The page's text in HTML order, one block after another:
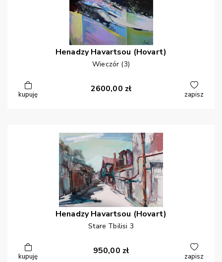
Henadzy Havartsou (Hovart)
Wieczór (3)
kupuję
2600,00 zł
zapisz
Henadzy Havartsou (Hovart)
Stare Tbilisi 3
kupuję
950,00 zł
zapisz